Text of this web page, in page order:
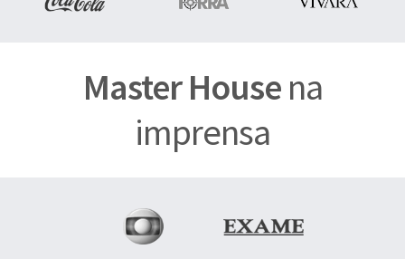
Master Housena
imprensa